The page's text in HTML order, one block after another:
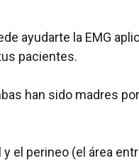
ayudarte la EMG
pacientes.
han sido madres
el perineo (el área